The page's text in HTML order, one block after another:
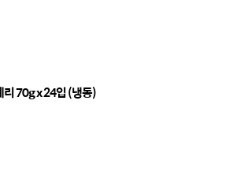
70g x 24입 (냉동)